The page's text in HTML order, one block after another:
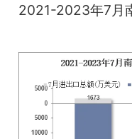
2021-2023年7月